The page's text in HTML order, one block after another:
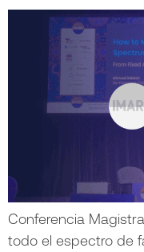
Conferencia
todo el espectro de